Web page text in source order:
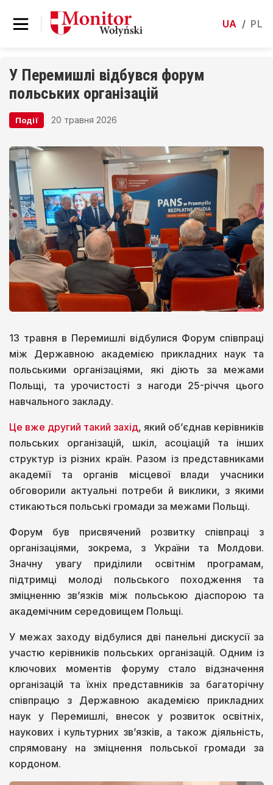
UA / PL
У Перемишлі відбувся форум
польських організацій
Події 20 травня 2026
13 травня в Перемишлі відбулися Форум співпраці
між Державною академією прикладних наук та
польськими організаціями, які діють за межами
Польщі, та урочистості з нагоди 25-річчя цього
навчального закладу.
Це вже другий такий захід, який об’єднав керівників
польських організацій, шкіл, асоціацій та інших
структур із різних країн. Разом із представниками
академії та органів місцевої влади учасники
обговорили актуальні потреби й виклики, з якими
стикаються польські громади за межами Польщі.
Форум був присвячений розвитку співпраці з
організаціями, зокрема, з України та Молдови.
Значну увагу приділили освітнім програмам,
підтримці молоді польського походження та
зміцненню зв’язків між польською діаспорою та
академічним середовищем Польщі.
У межах заходу відбулися дві панельні дискусії за
участю керівників польських організацій. Одним із
ключових моментів форуму стало відзначення
організацій та їхніх представників за багаторічну
співпрацю з Державною академією прикладних
наук у Перемишлі, внесок у розвиток освітніх,
наукових і культурних зв’язків, а також діяльність,
спрямовану на зміцнення польської громади за
кордоном.